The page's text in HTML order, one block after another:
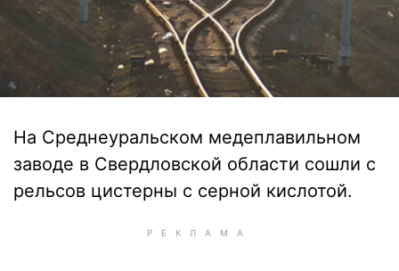
На Среднеуральском медеплавильном
заводе в Свердловской области сошли с
рельсов цистерны с серной кислотой.